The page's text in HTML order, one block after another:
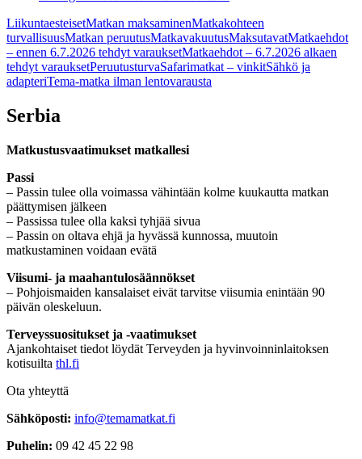
LiikuntaesteisetMatkan maksaminenMatkakohteen
turvallisuusMatkan peruutusMatkavakuutusMaksutavatMatkaehdot
– ennen 6.7.2026 tehdyt varauksetMatkaehdot – 6.7.2026 alkaen
tehdyt varauksetPeruutusturvaSafarimatkat – vinkitSähkö ja
adapteriTema-matka ilman lentovarausta
Serbia
Matkustusvaatimukset matkallesi
Passi
– Passin tulee olla voimassa vähintään kolme kuukautta matkan
päättymisen jälkeen
– Passissa tulee olla kaksi tyhjää sivua
– Passin on oltava ehjä ja hyvässä kunnossa, muutoin
matkustaminen voidaan evätä
Viisumi- ja maahantulosäännökset
– Pohjoismaiden kansalaiset eivät tarvitse viisumia enintään 90
päivän oleskeluun.
Terveyssuositukset ja -vaatimukset
Ajankohtaiset tiedot löydät Terveyden ja hyvinvoinninlaitoksen
kotisuilta thl.fi
Ota yhteyttä
Sähköposti: info@temamatkat.fi
Puhelin: 09 42 45 22 98